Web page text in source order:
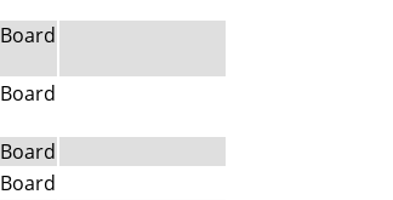
Board
Board
Board
Board